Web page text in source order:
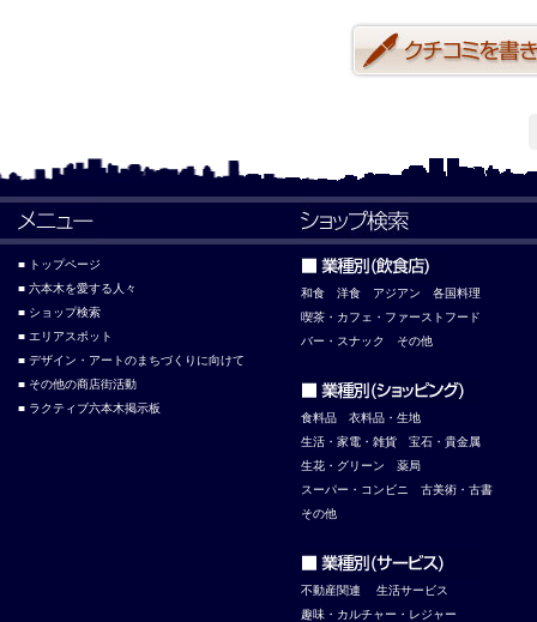
■ トップページ
■ 六本木を愛する人々
■ ショップ検索
■ エリアスポット
■ デザイン・アートのまちづくりに向けて
■ その他の商店街活動
■ ラクティブ六本木掲示板
和食 洋食 アジアン
各国料理
喫茶・カフェ・ファーストフード
バー・スナック
その他
食料品
衣料品・生地
生活・家電・雑貨
宝石・貴金属
生花・グリーン
薬局
スーパー・コンビニ
古美術・古書
その他
不動産関連
生活サービス
趣味・カルチャー・レジャー